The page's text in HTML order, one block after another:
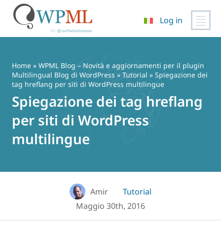
contenuto
Log in
Home » WPML Blog – Novità e aggiornamenti per il plugin
Multilingual Blog di WordPress »Tutorial » Spiegazione dei
tag hreflang per siti di WordPress multilingue
Spiegazione dei tag hreflang
per siti di WordPress
multilingue
Amir
Tutorial
Maggio 30th, 2016